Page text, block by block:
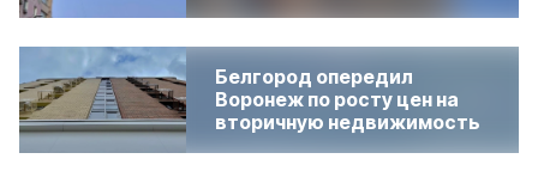
Белгород опередил
Воронеж по росту цен на
вторичную недвижимость